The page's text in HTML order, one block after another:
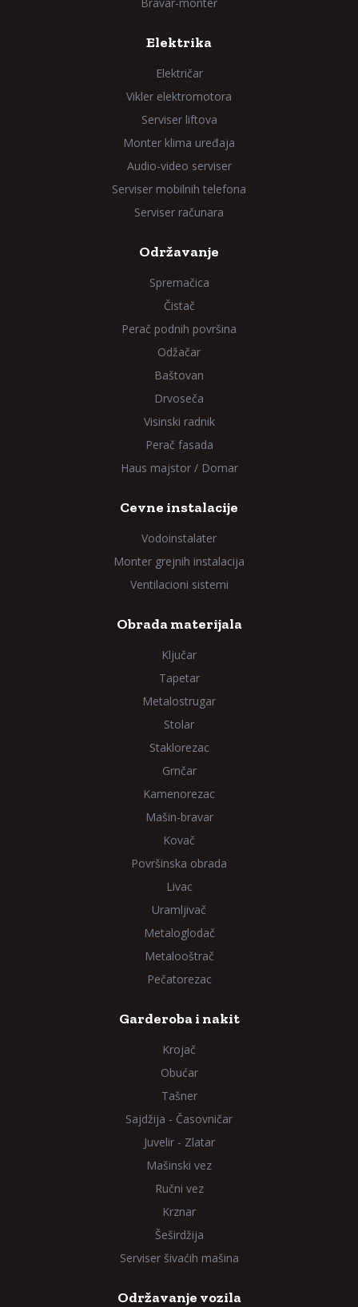
Elektrika
Električar
Vikler elektromotora
Serviser liftova
Monter klima uređaja
Audio-video serviser
Serviser mobilnih telefona
Serviser računara
Održavanje
Spremačica
Čistač
Perač podnih površina
Odžačar
Baštovan
Drvoseča
Visinski radnik
Perač fasada
Haus majstor / Domar
Cevne instalacije
Vodoinstalater
Monter grejnih instalacija
Ventilacioni sistemi
Obrada materijala
Ključar
Tapetar
Metalostrugar
Stolar
Staklorezac
Grnčar
Kamenorezac
Mašin-bravar
Kovač
Površinska obrada
Livac
Uramljivač
Metaloglodač
Metalooštrač
Pečatorezac
Garderoba i nakit
Krojač
Obućar
Tašner
Sajdžija - Časovničar
Juvelir - Zlatar
Mašinski vez
Ručni vez
Krznar
Šeširdžija
Serviser šivaćih mašina
Održavanje vozila